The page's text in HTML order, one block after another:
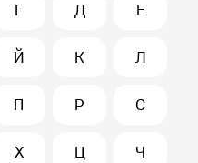
Г Д Е
Й К Л
П Р С
Х Ц Ч